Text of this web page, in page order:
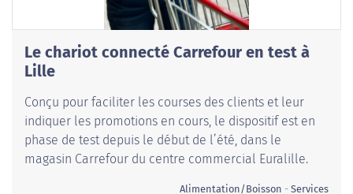
Le chariot connecté Carrefour en test à
Lille
Conçu pour faciliter les courses des clients et leur
indiquer les promotions en cours, le dispositif est en
phase de test depuis le début de l’été, dans le
magasin Carrefour du centre commercial Euralille.
Alimentation/Boisson Services